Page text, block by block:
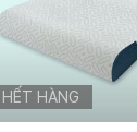
HẾT HÀNG